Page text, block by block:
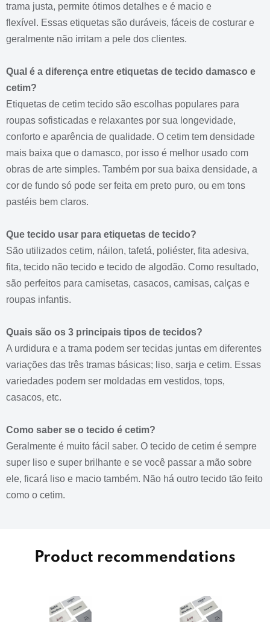
trama justa, permite ótimos detalhes e é macio e
flexível. Essas etiquetas são duráveis, fáceis de costurar e
geralmente não irritam a pele dos clientes.
Qual é a diferença entre etiquetas de tecido damasco e
cetim?
Etiquetas de cetim tecido são escolhas populares para
roupas sofisticadas e relaxantes por sua longevidade,
conforto e aparência de qualidade. O cetim tem densidade
mais baixa que o damasco, por isso é melhor usado com
obras de arte simples. Também por sua baixa densidade, a
cor de fundo só pode ser feita em preto puro, ou em tons
pastéis bem claros.
Que tecido usar para etiquetas de tecido?
São utilizados cetim, náilon, tafetá, poliéster, fita adesiva,
fita, tecido não tecido e tecido de algodão. Como resultado,
são perfeitos para camisetas, casacos, camisas, calças e
roupas infantis.
Quais são os 3 principais tipos de tecidos?
A urdidura e a trama podem ser tecidas juntas em diferentes
variações das três tramas básicas; liso, sarja e cetim. Essas
variedades podem ser moldadas em vestidos, tops,
casacos, etc.
Como saber se o tecido é cetim?
Geralmente é muito fácil saber. O tecido de cetim é sempre
super liso e super brilhante e se você passar a mão sobre
ele, ficará liso e macio também. Não há outro tecido tão feito
como o cetim.
Product recommendations